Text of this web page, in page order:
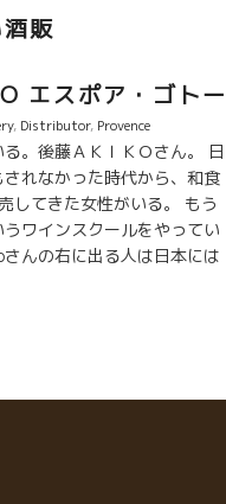
販
、
スポア・ゴトー
, Distributor, Provence
。後藤ＡＫＩＫＯさん。 日
れなかった時代から、和食
してきた女性がいる。 もう
ワインスクールをやってい
んの右に出る人は日本には
いえばプロヴァンス！ プ